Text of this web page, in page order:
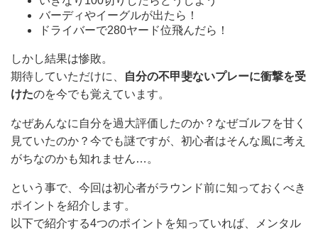
バーディやイーグルが出たら！
ドライバーで280ヤード位飛んだら！
しかし結果は惨敗。
期待していただけに、
自分の不甲斐ないプレーに衝撃を受
けたのを今でも覚えています。
なぜあんなに自分を過大評価したのか？なぜゴルフを甘く
見ていたのか？今でも謎ですが、初心者はそんな風に考え
がちなのかも知れません…。
という事で、今回は初心者がラウンド前に知っておくべき
ポイントを紹介します。
以下で紹介する4つのポイントを知っていれば、メンタル